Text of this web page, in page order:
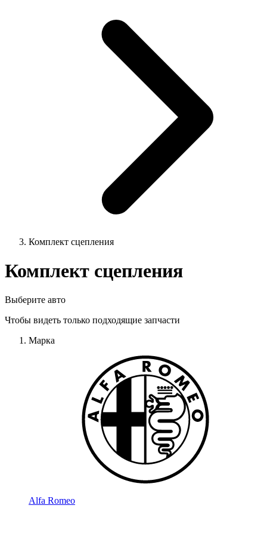
Комплект сцепления
Комплект сцепления
Выберите авто
Чтобы видеть только подходящие запчасти
Марка
Alfa Romeo